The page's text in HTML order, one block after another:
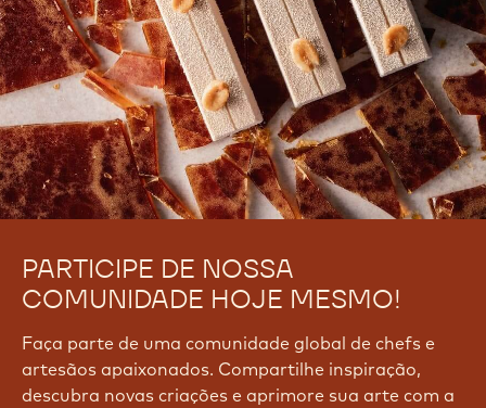
PARTICIPE DE NOSSA
COMUNIDADE HOJE MESMO!
Faça parte de uma comunidade global de chefs e
artesãos apaixonados. Compartilhe inspiração,
descubra novas criações e aprimore sua arte com a